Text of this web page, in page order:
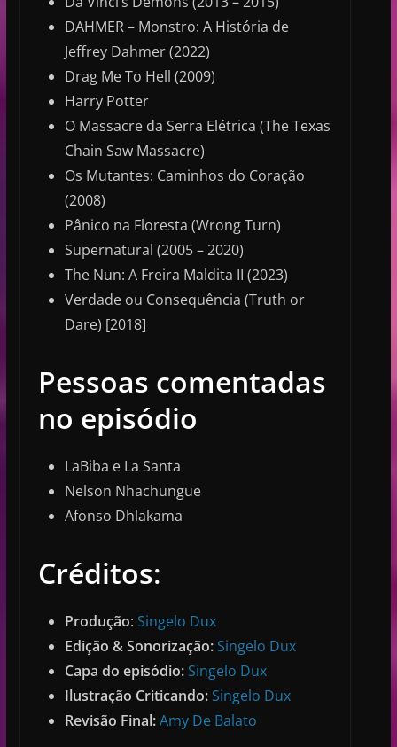
DAHMER – Monstro: A História de
Jeffrey Dahmer (2022)
Drag Me To Hell (2009)
Harry Potter
O Massacre da Serra Elétrica (The Texas
Chain Saw Massacre)
Os Mutantes: Caminhos do Coração
(2008)
Pânico na Floresta (Wrong Turn)
Supernatural (2005 – 2020)
The Nun: A Freira Maldita II (2023)
Verdade ou Consequência (Truth or
Dare) [2018]
Pessoas comentadas
no episódio
LaBiba e La Santa
Nelson Nhachungue
Afonso Dhlakama
Créditos:
Produção: ⁠⁠⁠⁠Singelo Dux⁠⁠⁠⁠
Edição & Sonorização: ⁠⁠⁠Singelo Dux⁠⁠⁠
Capa do episódio: ⁠⁠⁠Singelo Dux⁠⁠⁠
Ilustração Criticando:⁠⁠⁠ Singelo Dux⁠⁠⁠
Revisão Final:⁠⁠⁠Amy De Balato⁠⁠⁠